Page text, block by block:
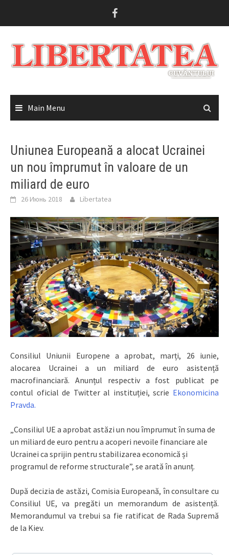
Main Menu
Uniunea Europeană a alocat Ucrainei
un nou împrumut în valoare de un
miliard de euro
26 Июнь 2018 Libertatea
Consiliul Uniunii Europene a aprobat, marți, 26 iunie,
alocarea Ucrainei a un miliard de euro asistență
macrofinanciară. Anunțul respectiv a fost publicat pe
contul oficial de Twitter al instituției, scrie Ekonomicina
Pravda.
„Consiliul UE a aprobat astăzi un nou împrumut în suma de
un miliard de euro pentru a acoperi nevoile financiare ale
Ucrainei ca sprijin pentru stabilizarea economică și
programul de reforme structurale”, se arată în anunț.
După decizia de astăzi, Comisia Europeană, în consultare cu
Consiliul UE, va pregăti un memorandum de asistență.
Memorandumul va trebui sa fie ratificat de Rada Supremă
de la Kiev.